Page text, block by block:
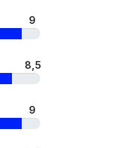
9
8,5
9